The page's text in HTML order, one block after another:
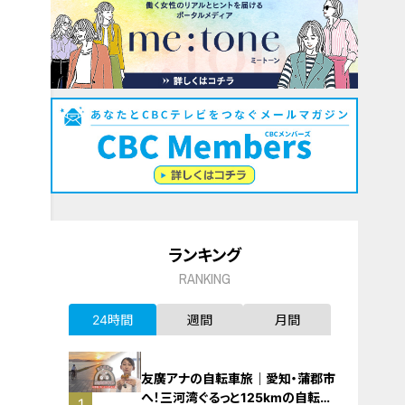
ランキング
RANKING
24時間 週間 月間
友廣アナの自転車旅｜愛知・蒲郡市
へ！三河湾ぐるっと125kmの自転車